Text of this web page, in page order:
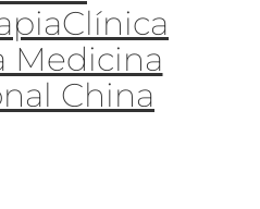
Medicina
China